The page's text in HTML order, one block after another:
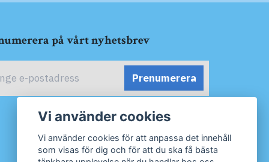
på vårt nyhetsbrev
Prenumerera
Vi använder cookies
Vi använder cookies för att anpassa det innehåll
som visas för dig och för att du ska få bästa